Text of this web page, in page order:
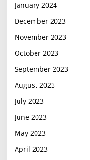
January 2024
December 2023
November 2023
October 2023
September 2023
August 2023
July 2023
June 2023
May 2023
April 2023